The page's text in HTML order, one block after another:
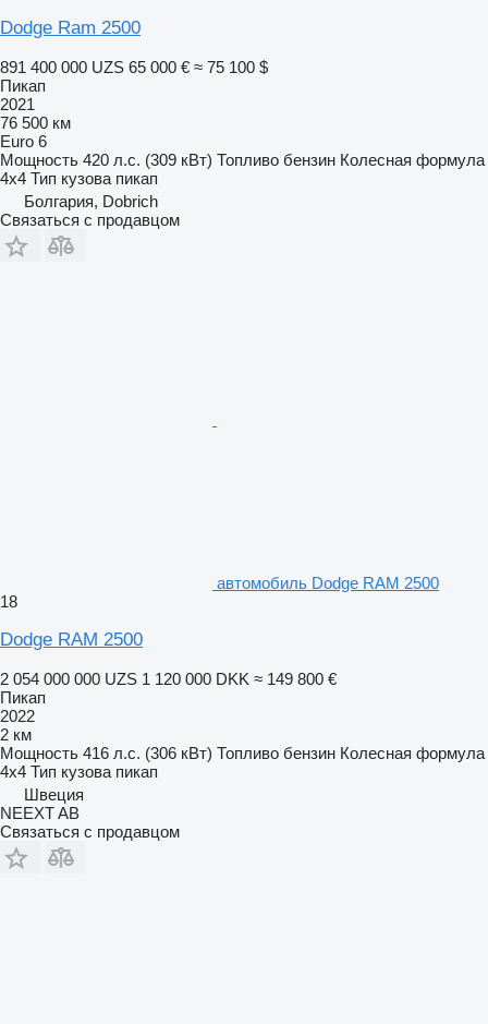
Dodge Ram 2500
891 400 000 UZS 65 000 € ≈ 75 100 $
Пикап
2021
76 500 км
Euro 6
Мощность 420 л.с. (309 кВт) Топливо бензин Колесная формула
4x4 Тип кузова пикап
Болгария, Dobrich
Связаться с продавцом
автомобиль Dodge RAM 2500
18
Dodge RAM 2500
2 054 000 000 UZS 1 120 000 DKK ≈ 149 800 €
Пикап
2022
2 км
Мощность 416 л.с. (306 кВт) Топливо бензин Колесная формула
4x4 Тип кузова пикап
Швеция
NEEXT AB
Связаться с продавцом